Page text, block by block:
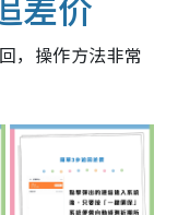
，操作方法非常